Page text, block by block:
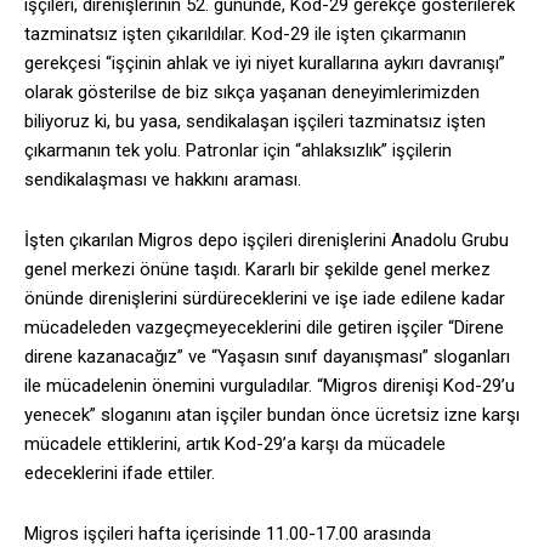
işçileri, direnişlerinin 52. gününde, Kod-29 gerekçe gösterilerek
tazminatsız işten çıkarıldılar. Kod-29 ile işten çıkarmanın
gerekçesi “işçinin ahlak ve iyi niyet kurallarına aykırı davranışı”
olarak gösterilse de biz sıkça yaşanan deneyimlerimizden
biliyoruz ki, bu yasa, sendikalaşan işçileri tazminatsız işten
çıkarmanın tek yolu. Patronlar için “ahlaksızlık” işçilerin
sendikalaşması ve hakkını araması.
İşten çıkarılan Migros depo işçileri direnişlerini Anadolu Grubu
genel merkezi önüne taşıdı. Kararlı bir şekilde genel merkez
önünde direnişlerini sürdüreceklerini ve işe iade edilene kadar
mücadeleden vazgeçmeyeceklerini dile getiren işçiler “Direne
direne kazanacağız” ve “Yaşasın sınıf dayanışması” sloganları
ile mücadelenin önemini vurguladılar. “Migros direnişi Kod-29’u
yenecek” sloganını atan işçiler bundan önce ücretsiz izne karşı
mücadele ettiklerini, artık Kod-29’a karşı da mücadele
edeceklerini ifade ettiler.
Migros işçileri hafta içerisinde 11.00-17.00 arasında